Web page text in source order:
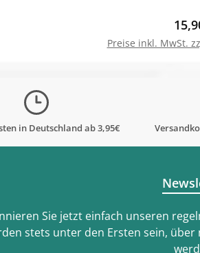
Preise inkl. MwSt.
in Deutschland ab 3,95€
Sie jetzt einfach unseren
stets unter den Ersten sein,